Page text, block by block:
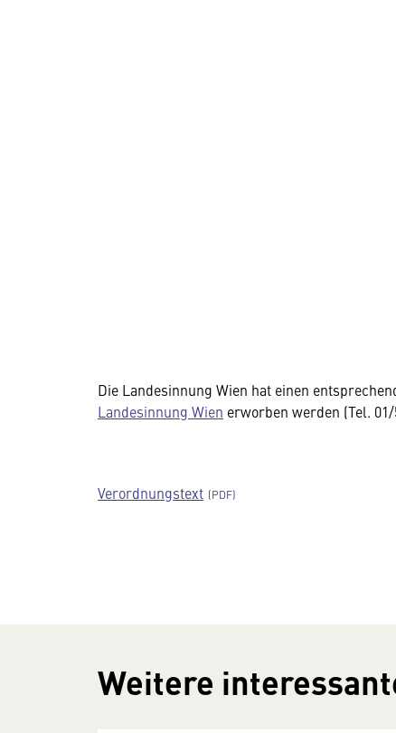
Die Landesinnung Wien hat einen
Landesinnung Wien erworben werden (Tel. 01/
Verordnungstext
Weitere